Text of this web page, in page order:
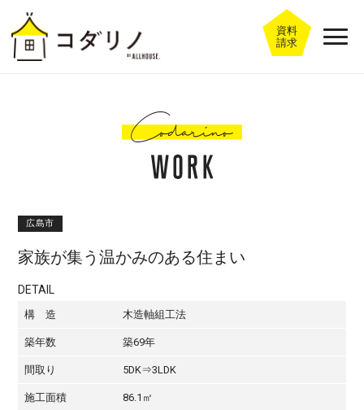
資料
請求
広島市
家族が集う温かみのある住まい
DETAIL
構 造 木造軸組工法
築年数 築69年
間取り 5DK⇒3LDK
施工面積 86.1㎡